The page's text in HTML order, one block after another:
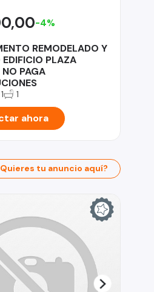
REMODELADO Y
EDIFICIO PLAZA
PAGA
-4%
1 1
ahora
tu anuncio aquí?